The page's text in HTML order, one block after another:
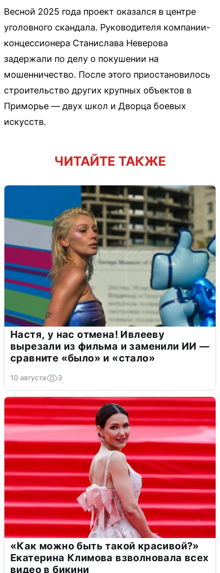
Весной 2025 года проект оказался в центре
уголовного скандала. Руководителя компании-
концессионера Станислава Неверова
задержали по делу о покушении на
мошенничество. После этого приостановилось
строительство других крупных объектов в
Приморье — двух школ и Дворца боевых
искусств.
ЧИТАЙТЕ ТАКЖЕ
Настя, у нас отмена! Ивлееву
вырезали из фильма и заменили ИИ —
сравните «было» и «стало»
10 августа 3
«Как можно быть такой красивой?»
Екатерина Климова взволновала всех
видео в бикини